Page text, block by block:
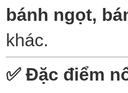
bánh ngọt,
khác.
✅ Đặc điểm